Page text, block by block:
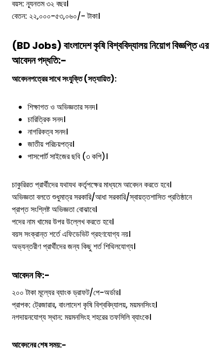
বয়স: ন্যূনতম ৩২ বছর।
বেতন: ২২,০০০-৫৩,০৬০/- টাকা।
(BD JobS)বাংলাদেশ কৃষি বিশ্ববিদ্যালয়নিয়োগ বিজ্ঞপ্তি এর
আবেদন পদ্ধতি:-
আবেদনপত্রের সাথে সংযুক্তি (সত্যায়িত):
শিক্ষাগত ও অভিজ্ঞতার সনদ।
চারিত্রিক সনদ।
নাগরিকত্ব সনদ।
জাতীয় পরিচয়পত্র।
পাসপোর্ট সাইজের ছবি (৩ কপি)।
চাকুরিরত প্রার্থীদের যথাযথ কর্তৃপক্ষের মাধ্যমে আবেদন করতে হবে।
অভিজ্ঞতা বলতে শুধুমাত্র সরকারি/আধা সরকারি/স্বায়ত্তশাসিত প্রতিষ্ঠানে
প্রাপ্ত সংশ্লিষ্ট অভিজ্ঞতা বোঝাবে।
পদের নাম খামের উপর উল্লেখ করতে হবে।
বয়স সংক্রান্ত শর্তে এফিডেভিট গ্রহণযোগ্য নয়।
অভ্যন্তরীণ প্রার্থীদের জন্য কিছু শর্ত শিথিলযোগ্য।
আবেদন ফি:-
২০০ টাকা মূল্যের ব্যাংক ড্রাফট/পে-অর্ডার।
প্রাপক: ট্রেজারার, বাংলাদেশ কৃষি বিশ্ববিদ্যালয়, ময়মনসিংহ।
নগদায়নযোগ্য স্থান: ময়মনসিংহ শহরের তফসিলি ব্যাংকে।
আবেদনের শেষ সময়:-